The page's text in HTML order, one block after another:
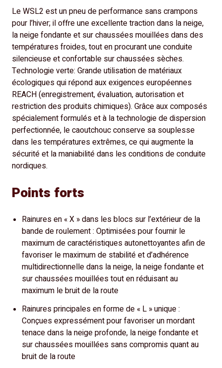
Le WSL2 est un pneu de performance sans crampons
pour l’hiver; il offre une excellente traction dans la neige,
la neige fondante et sur chaussées mouillées dans des
températures froides, tout en procurant une conduite
silencieuse et confortable sur chaussées sèches.
Technologie verte: Grande utilisation de matériaux
écologiques qui répond aux exigences européennes
REACH (enregistrement, évaluation, autorisation et
restriction des produits chimiques). Grâce aux composés
spécialement formulés et à la technologie de dispersion
perfectionnée, le caoutchouc conserve sa souplesse
dans les températures extrêmes, ce qui augmente la
sécurité et la maniabilité dans les conditions de conduite
nordiques.
Points forts
Rainures en « X » dans les blocs sur l’extérieur de la
bande de roulement : Optimisées pour fournir le
maximum de caractéristiques autonettoyantes afin de
favoriser le maximum de stabilité et d’adhérence
multidirectionnelle dans la neige, la neige fondante et
sur chaussées mouillées tout en réduisant au
maximum le bruit de la route
Rainures principales en forme de « L » unique :
Conçues expressément pour favoriser un mordant
tenace dans la neige profonde, la neige fondante et
sur chaussées mouillées sans compromis quant au
bruit de la route